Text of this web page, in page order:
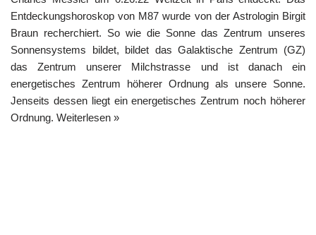
Entdeckungshoroskop von M87 wurde von der Astrologin Birgit
Braun recherchiert. So wie die Sonne das Zentrum unseres
Sonnensystems bildet, bildet das Galaktische Zentrum (GZ)
das Zentrum unserer Milchstrasse und ist danach ein
energetisches Zentrum höherer Ordnung als unsere Sonne.
Jenseits dessen liegt ein energetisches Zentrum noch höherer
Ordnung. Weiterlesen »